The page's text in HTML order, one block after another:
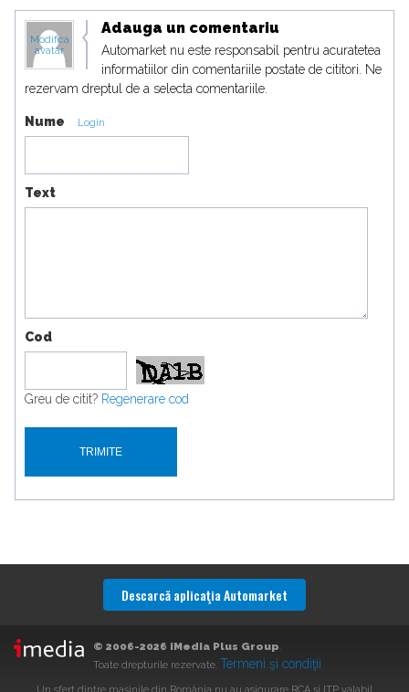
Modifica
avatar
Adauga un comentariu
Automarket nu este responsabil pentru acuratetea
informatiilor din comentariile postate de cititori. Ne
rezervam dreptul de a selecta comentariile.
Nume Login
Text
Cod
Greu de citit? Regenerare cod
Descarcă aplicaţia Automarket
© 2006-2026 iMedia Plus Group.
Toate drepturile rezervate. Termeni şi condiţii